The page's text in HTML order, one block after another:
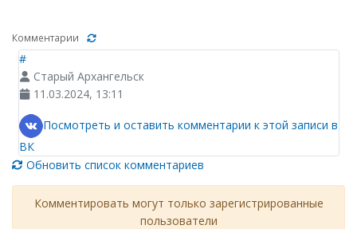
Комментарии
#
Старый Архангельск
11.03.2024, 13:11
Посмотреть и оставить комментарии к этой записи в
ВК
Обновить список комментариев
Комментировать могут только зарегистрированные
пользователи